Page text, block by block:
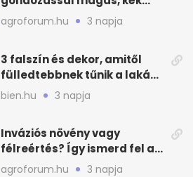
virágfalat ad
agroforum.hu 3 napja
3 falszín és dekor, amitől
fülledtebbnek tűnik a lakás
nyáron
bien.hu 3 napja
Inváziós növény vagy
félreértés? Így ismerd fel a
valódi kockázatot
agroforum.hu 3 napja